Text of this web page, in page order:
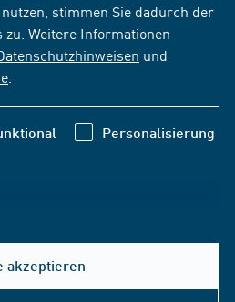
stimmen Sie dadurch der
zu. Weitere Informationen
und
Personalisierung
akzeptieren
Hilfe & Kontakt